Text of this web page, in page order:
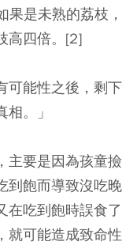
果是未熟的荔枝，
高四倍。[2]
可能性之後，剩下
。」
主要是因為孩童撿
到飽而導致沒吃晚
在吃到飽時誤食了
就可能造成致命性